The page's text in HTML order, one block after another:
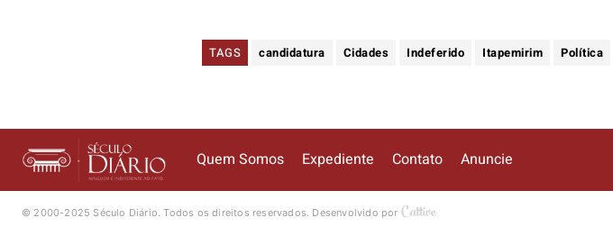
TAGS candidatura Cidades Indeferido Itapemirim Política
Quem Somos Expediente Contato Anuncie
© 2000-2025 Século Diário.Todos os direitos reservados. Desenvolvido por